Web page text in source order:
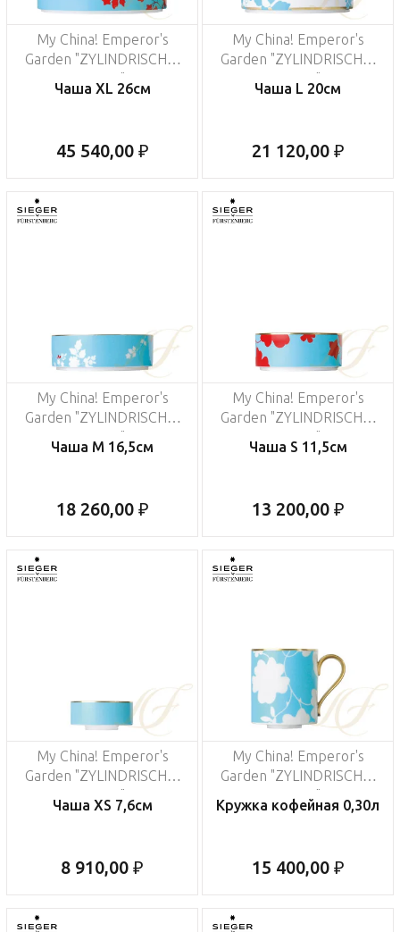
My China! Emperor's
Garden "ZYLINDRISCHE-
Чаша XL 26см
45 540,00 ₽
My China! Emperor's
Garden "ZYLINDRISCHE-
Чаша L 20см
21 120,00 ₽
My China! Emperor's
Garden "ZYLINDRISCHE-
Чаша M 16,5см
18 260,00 ₽
My China! Emperor's
Garden "ZYLINDRISCHE-
Чаша S 11,5см
13 200,00 ₽
My China! Emperor's
Garden "ZYLINDRISCHE-
Чаша XS 7,6см
8 910,00 ₽
My China! Emperor's
Garden "ZYLINDRISCHE-
FORM"
Кружка кофейная 0,30л
15 400,00 ₽